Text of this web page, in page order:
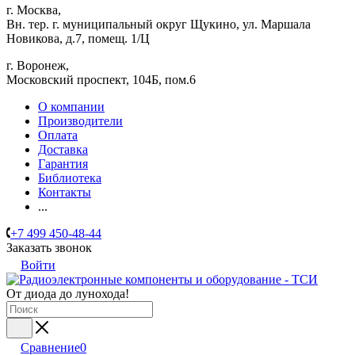
г. Москва,
Вн. тер. г. муниципальный округ Щукино, ул. Маршала
Новикова, д.7, помещ. 1/Ц
г. Воронеж,
​Московский проспект, 104Б, пом.6
О компании
Производители
Оплата
Доставка
Гарантия
Библиотека
Контакты
...
+7 499 450-48-44
Заказать звонок
Войти
От диода до лунохода!
Сравнение0